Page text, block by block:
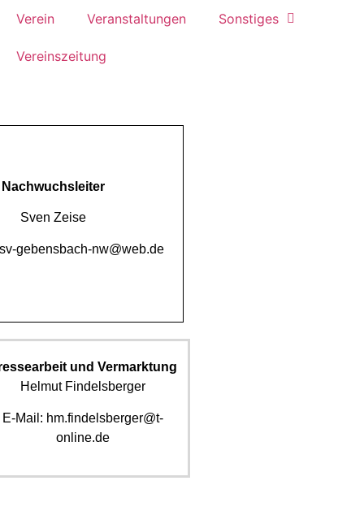
Verein Veranstaltungen Sonstiges
Vereinszeitung
Nachwuchsleiter
Sven Zeise
gebensbach-nw@web.de
und Vermarktung
Helmut Findelsberger
E-Mail: hm.findelsberger@t-
online.de